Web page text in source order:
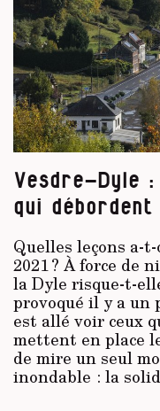
Vesdre-Dyle :
qui débordent
Quelles leçons a-
2021 ? À force de
la Dyle risque-t-
provoqué il y a un
est allé voir ceux
mettent en place
de mire un seul
inondable : la